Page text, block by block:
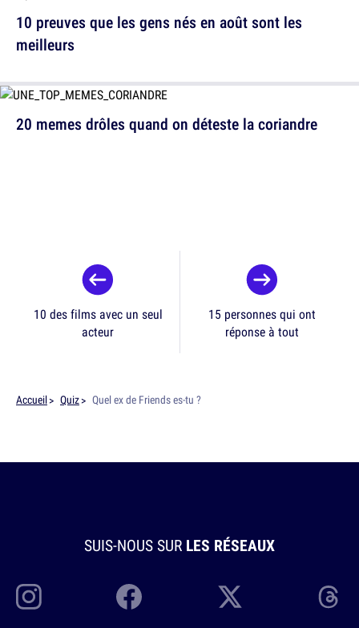
20 memes drôles quand on déteste la coriandre
10 preuves que les gens nés en août sont les
meilleurs
10 des films avec un seul
acteur
15 personnes qui ont
réponse à tout
Accueil Quiz Quel ex de Friends es-tu ?
SUIS-NOUS SUR LES RÉSEAUX